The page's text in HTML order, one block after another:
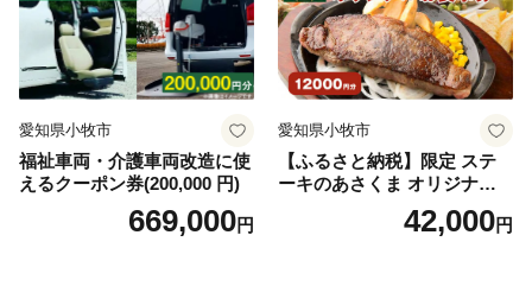
ご注意ください。
【書類提出先】
〒260-0016
千葉県千葉市中央区栄町36-10 甲南アセット千葉中央
ビル５階Ｃ号室
レッドホースコーポレーション株式会社 ふるさとサポ
ートセンター
愛知県小牧市
福祉車両・介護車両改造に使
えるクーポン券(200,000 円)
669,000円
愛知県小牧市
【ふるさと納税】限定 ステ
ーキのあさくま オリジナル
お食事券 12000円 お好きなメ
ニュー 好きなだけ コーンス
42,000円